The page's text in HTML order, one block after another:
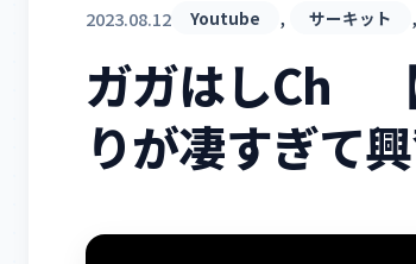
2023.08.12 Youtube , サーキット ,
ガガはしCh
りが凄すぎて